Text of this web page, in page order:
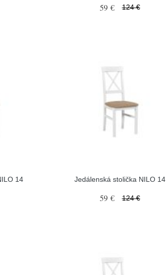
59 € 124 €
14 Jedálenská stolička NILO 14
59 € 124 €